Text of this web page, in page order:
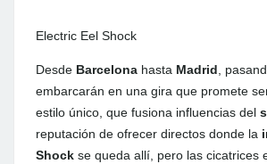
Electric Eel Shock
Desde Barcelona hasta Madrid,
embarcarán en una gira que promete
estilo único, que fusiona influencias del
reputación de ofrecer directos donde la
Shock se queda allí, pero las cicatrices